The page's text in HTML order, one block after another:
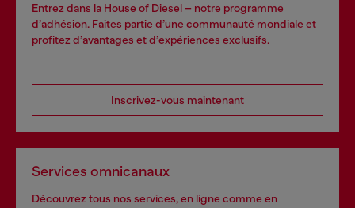
Entrez dans la House of Diesel – notre programme
d’adhésion. Faites partie d’une communauté mondiale et
profitez d’avantages et d’expériences exclusifs.
Inscrivez-vous maintenant
Services omnicanaux
Découvrez tous nos services, en ligne comme en